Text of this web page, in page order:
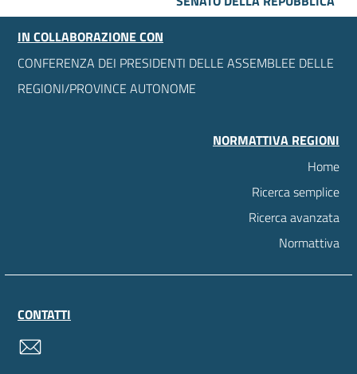
IN COLLABORAZIONE CON
CONFERENZA DEI PRESIDENTI DELLE ASSEMBLEE DELLE
REGIONI/PROVINCE AUTONOME
NORMATTIVA REGIONI
Home
Ricerca semplice
Ricerca avanzata
Normattiva
CONTATTI